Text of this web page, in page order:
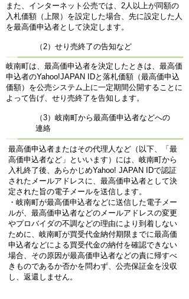
また、インターネット公売では、2人以上が同額の
入札価額（上限）を設定した場合、先に設定した人
を最高価申込者として決定します。
（2）せり売終了の告知など
岐南町は、最高価申込者を決定したときは、最高価
申込者のYahoo!JAPAN IDと落札価額（最高価申込
価額）を公売システム上に一定期間公開することに
よって告げ、せり売終了を告知します。
（3）岐南町から最高価申込者などへの
連絡
最高価申込者またはその代理人など（以下、「最
高価申込者など」といいます）には、岐南町から
入札終了後、あらかじめYahoo! JAPAN IDで認証
されたメールアドレスに、最高価申込者として決
定された旨の電子メールを送信します。
・岐南町が最高価申込者などに送信した電子メー
ルが、最高価申込者などのメールアドレスの変更
やプロバイダの不調などの理由により到着しない
ために、岐南町が買受代金納付期限までに最高価
申込者などによる買受代金の納付を確認できない
場合、その原因が最高価申込者などの責に帰すべ
きものであるか否かを問わず、公売保証金を没収
し、返還しません。